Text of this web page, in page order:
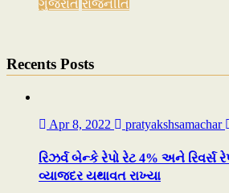
ગુજરાત રાજનીતિ
Recents Posts
Apr 8, 2022 pratyakshsamachar
રિઝર્વ બેન્કે રેપો રેટ 4% અને રિવર્સ
વ્યાજદર યથાવત રાખ્યા